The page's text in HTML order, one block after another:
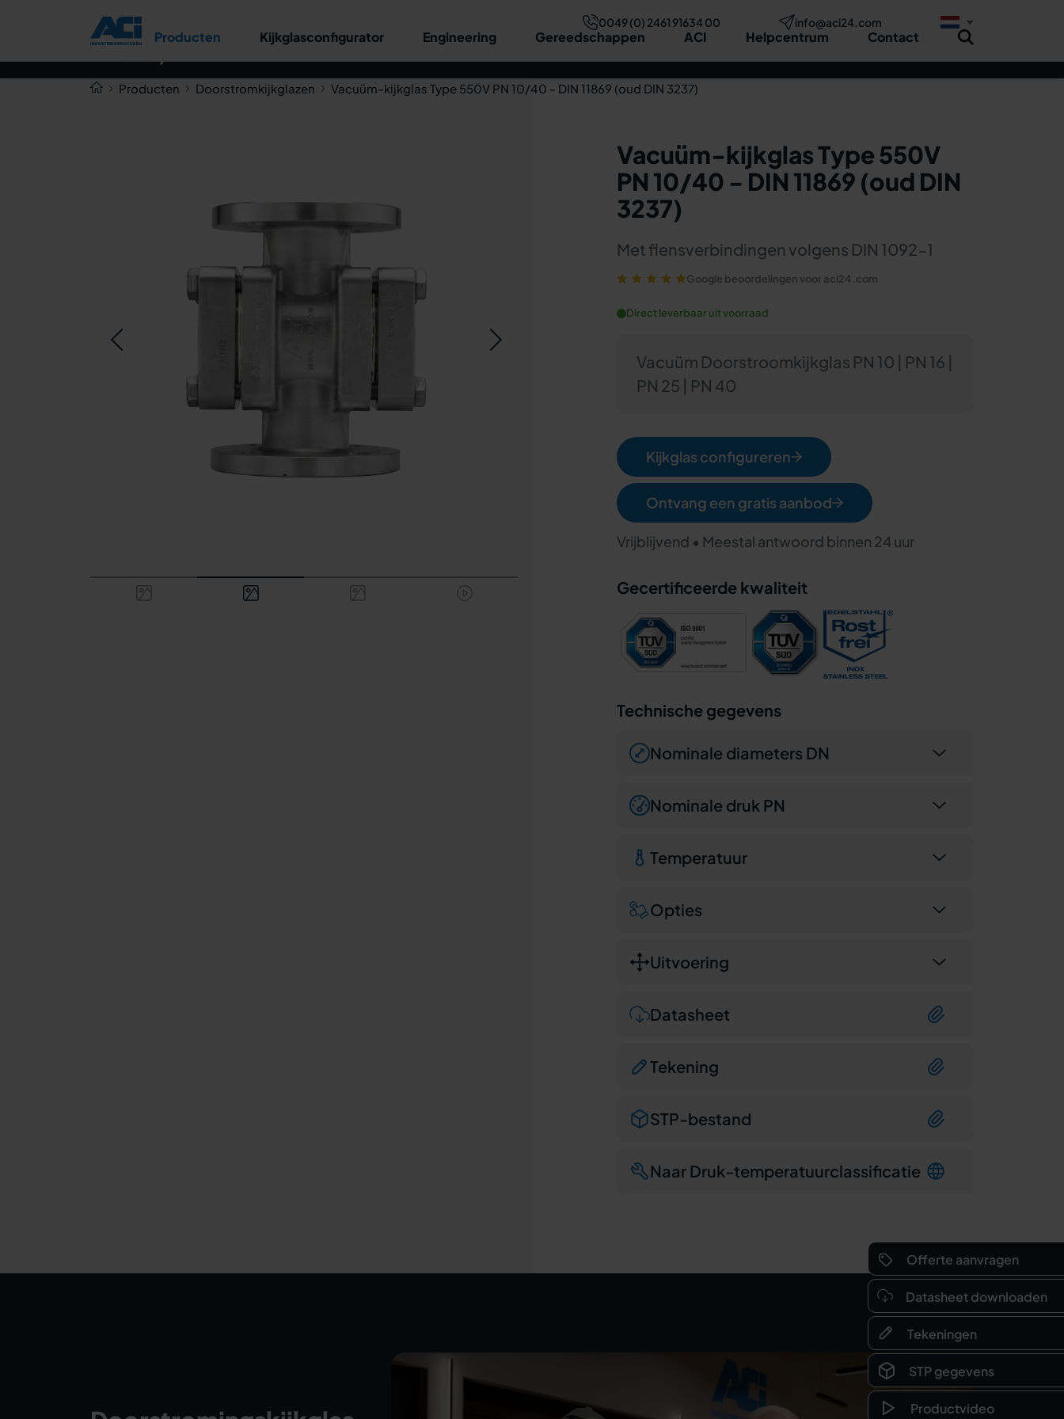
0049 (0) 2461 91634 00 info@aci24.com
Producten Kijkglasconfigurator Engineering Gereedschappen ACI Helpcentrum Contact
Offerte aanvragen
Datasheet downloaden
Tekeningen
STP gegevens
Productvideo
Vacuüm-kijkglas Type 550V
PN 10/40 - DIN 11869 (oud
Technische gegevensVideo Tekening & afmetingen Opbouw Advies Nu aanvragen
Producten Doorstromkijkglazen Vacuüm-kijkglas Type 550V PN 10/40 - DIN 11869 (oud DIN 3237)
Vacuüm-kijkglas Type 550V
PN 10/40 - DIN 11869 (oud DIN
3237)
Met flensverbindingen volgens DIN 1092-1
Google beoordelingen voor aci24.com
Direct leverbaar uit voorraad
Vacuüm Doorstroomkijkglas PN 10 | PN 16 |
PN 25 | PN 40
Kijkglas configureren
Ontvang een gratis aanbod
Vrijblijvend • Meestal antwoord binnen 24 uur
Gecertificeerde kwaliteit
Technische gegevens
Nominale diameters DN
Nominale druk PN
Temperatuur
Opties
Uitvoering
Datasheet
Tekening
STP-bestand
Naar Druk-temperatuurclassificatie